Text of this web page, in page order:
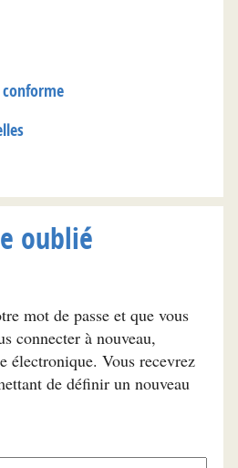
oublié
mot de passe et que vous
connecter à nouveau,
électronique. Vous recevrez
de définir un nouveau